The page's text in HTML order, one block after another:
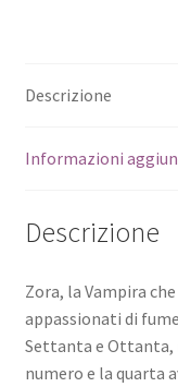
Descrizione
Informazioni
Descrizione
Zora, la Vampira
appassionati di
Settanta e Ottanta,
numero e la quarta